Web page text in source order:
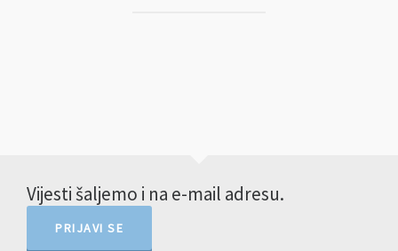
Vijesti šaljemo i na e-mail adresu.
PRIJAVI SE